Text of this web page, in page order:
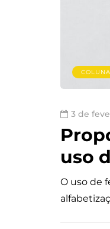
3 de
uso
O uso de